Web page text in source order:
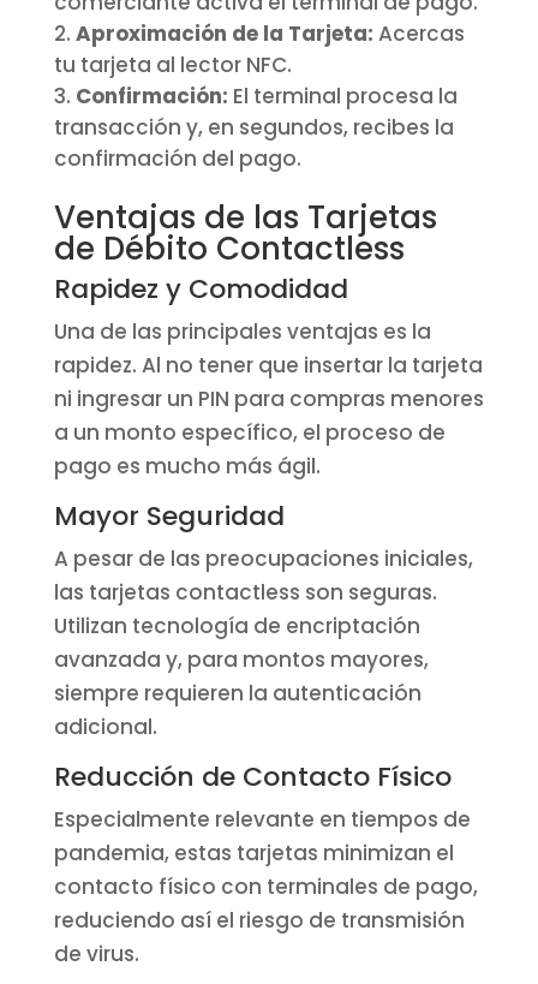
Aproximación de la Tarjeta: Acercas
tu tarjeta al lector NFC.
Confirmación: El terminal procesa la
transacción y, en segundos, recibes la
confirmación del pago.
Ventajas de las Tarjetas
de Débito Contactless
Rapidez y Comodidad
Una de las principales ventajas es la
rapidez. Al no tener que insertar la tarjeta
ni ingresar un PIN para compras menores
a un monto específico, el proceso de
pago es mucho más ágil.
Mayor Seguridad
A pesar de las preocupaciones iniciales,
las tarjetas contactless son seguras.
Utilizan tecnología de encriptación
avanzada y, para montos mayores,
siempre requieren la autenticación
adicional.
Reducción de Contacto Físico
Especialmente relevante en tiempos de
pandemia, estas tarjetas minimizan el
contacto físico con terminales de pago,
reduciendo así el riesgo de transmisión
de virus.